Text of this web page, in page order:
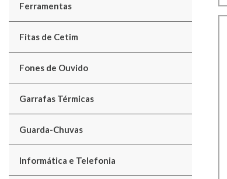
Ferramentas
Fitas de Cetim
Fones de Ouvido
Garrafas Térmicas
Guarda-Chuvas
Informática e Telefonia